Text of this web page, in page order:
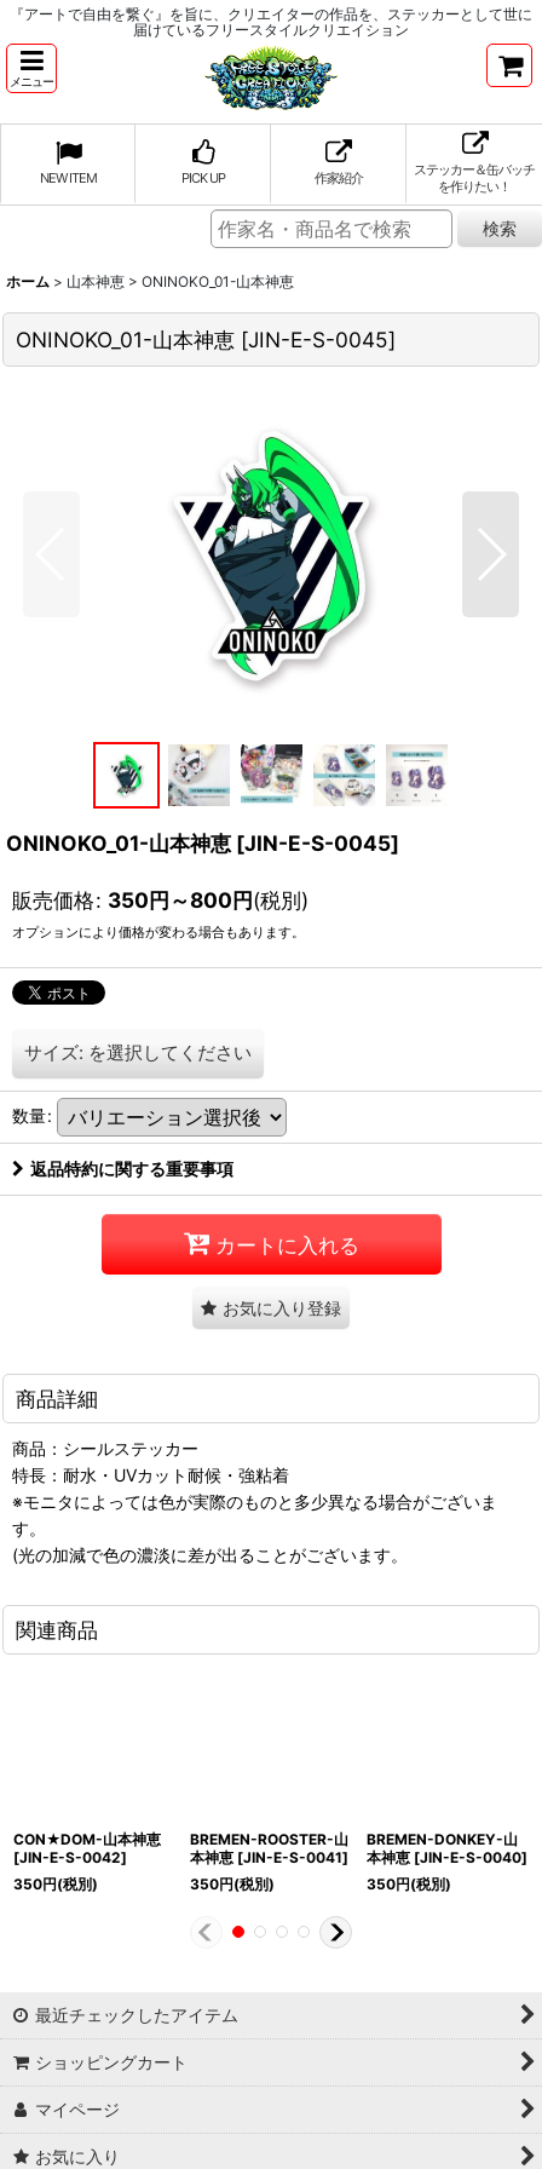
『アートで自由を繋ぐ』を旨に、クリエイターの作品を、ステッカーとして世に
届けているフリースタイルクリエイション
メニュー
NEW ITEM PICK UP 作家紹介
ステッカー＆缶バッチ
を作りたい！
ホーム > 山本神恵 > ONINOKO_01-山本神恵
ONINOKO_01-山本神恵 [JIN-E-S-0045]
ONINOKO_01-山本神恵 [JIN-E-S-0045]
販売価格: 350円～800円(税別)
オプションにより価格が変わる場合もあります。
サイズ: を選択してください
数量:
返品特約に関する重要事項
カートに入れる
お気に入り登録
商品詳細
商品：シールステッカー
特長：耐水・UVカット耐候・強粘着
※モニタによっては色が実際のものと多少異なる場合がございま
す。
(光の加減で色の濃淡に差が出ることがございます。
関連商品
CON★DOM-山本神恵
[JIN-E-S-0042]
350円(税別)
BREMEN-ROOSTER-山
本神恵 [JIN-E-S-0041]
350円(税別)
BREMEN-DONKEY-山
本神恵 [JIN-E-S-0040]
350円(税別)
最近チェックしたアイテム
ショッピングカート
マイページ
お気に入り